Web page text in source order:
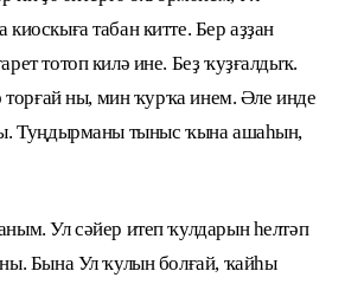
табан китте. Бер аҙҙан
тотоп килә ине. Беҙ ҡуҙғалдыҡ.
торғай ны, мин ҡурҡа инем. Әле инде
Туңдырманы тыныс ҡына ашаһын,
Ул сәйер итеп ҡулдарын һелтәп
Бына Ул ҡулын болғай, ҡайһы